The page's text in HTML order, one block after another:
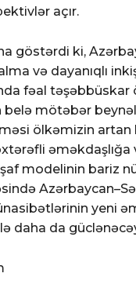
açır.
göstərdi ki,
və dayanıqlı
fəal təşəbbüskar
belə mötəbər
ölkəmizin artan
modelinin bariz
yeni
daha da